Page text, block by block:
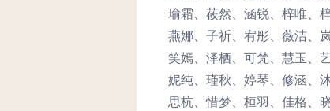
瑜霜、莜然、涵锐、梓唯、
燕娜、子祈、宥彤、薇洁、
笑嫣、泽栖、可梵、慧玉、
妮纯、瑾秋、婷琴、修涵、
思杭、惜梦、桓羽、佳格、